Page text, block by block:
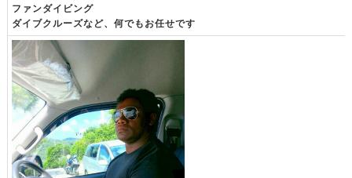
ファンダイビング
ダイブクルーズなど、何でもお任せです